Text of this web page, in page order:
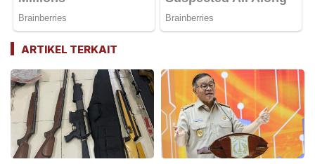
ARTIKEL TERKAIT